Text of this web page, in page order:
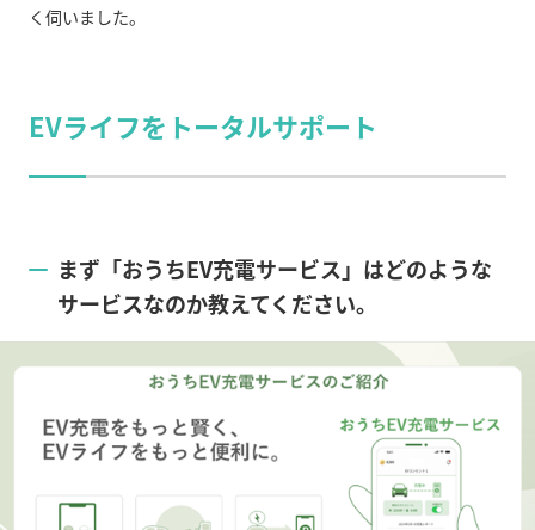
く伺いました。
EVライフをトータルサポート
まず「おうちEV充電サービス」はどのような
サービスなのか教えてください。